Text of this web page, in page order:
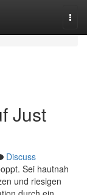
Just
Discuss
Sei hautnah
und riesigen